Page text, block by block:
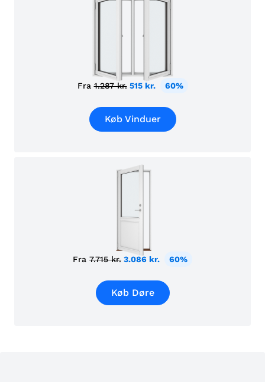
Fra 1.287 kr. 515 kr. 60%
Køb Vinduer
Fra 7.715 kr. 3.086 kr. 60%
Køb Døre